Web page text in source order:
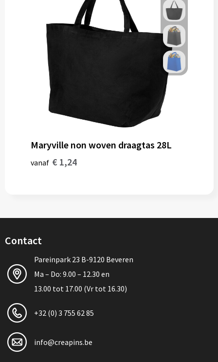
Maryville non woven draagtas 28L
vanaf € 1,24
Contact
Pareinpark 23 B-9120 Beveren
Ma – Do: 9.00 – 12.30 en
13.00 tot 17.00 (Vr tot 16.30)
+32 (0) 3 755 62 85
info@creapins.be